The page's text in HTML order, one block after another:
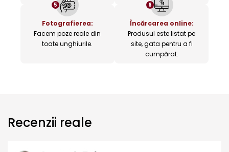
5
Fotografierea:
Facem poze reale din
toate unghiurile.
6
Încărcarea online:
Produsul este listat pe
site, gata pentru a fi
cumpărat.
Recenzii reale